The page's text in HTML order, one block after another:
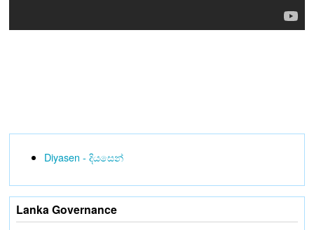
Diyasen - දියසෙන්
Lanka Governance